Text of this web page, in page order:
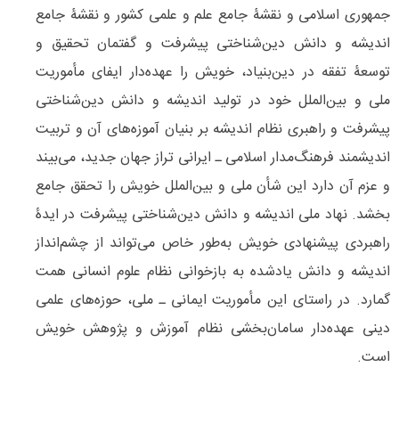
جمهوری اسلامی و نقشۀ جامع علم و علمی کشور و نقشۀ جامع
اندیشه و دانش دین‌‌شناختی پیشرفت و گفتمان تحقیق و
توسعۀ تفقه در دین‌‌بنیاد، خویش را عهده‌دار ایفای مأموریت
ملی و بین‌الملل خود در تولید اندیشه و دانش دین‌‌شناختی
پیشرفت و راهبری نظام اندیشه بر بنیان آموزه‌های آن و تربیت
اندیشمند فرهنگ‌مدار اسلامی ـ ایرانی تراز جهان جدید، می‌بیند
و عزم آن دارد این شأن ملی و بین‌الملل خویش را تحقق جامع
بخشد. نهاد ملی اندیشه و دانش دین‌شناختی پیشرفت در ایدۀ
راهبردی پیشنهادی خویش به‌طور خاص می‌‌تواند از چشم‌انداز
اندیشه و دانش یادشده به بازخوانی نظام علوم انسانی همت
گمارد. در راستای این مأموریت ایمانی ـ ملی، حوزه‌‌های علمی
دینی عهده‌دار سامان‌‌بخشی نظام آموزش و پژوهش خویش
است.